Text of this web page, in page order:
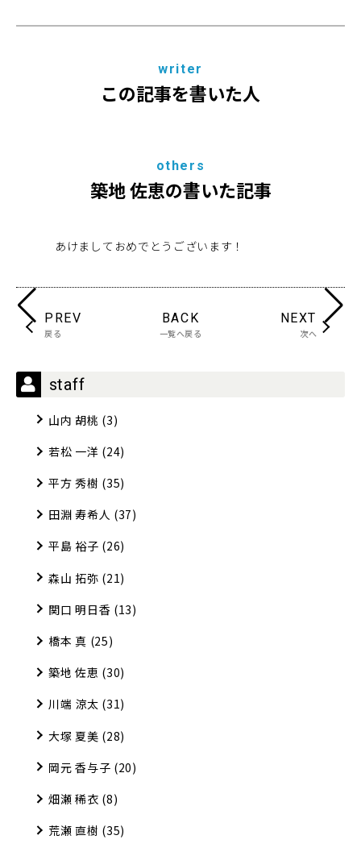
writer
この記事を書いた人
others
築地 佐恵の書いた記事
あけましておめでとうございます！
PREV
戻る
BACK
一覧へ戻る
NEXT
次へ
staff
山内 胡桃 (3)
若松 一洋 (24)
平方 秀樹 (35)
田淵 寿希人 (37)
平島 裕子 (26)
森山 拓弥 (21)
関口 明日香 (13)
橋本 真 (25)
築地 佐恵 (30)
川端 涼太 (31)
大塚 夏美 (28)
岡元 香与子 (20)
畑瀬 稀衣 (8)
荒瀬 直樹 (35)